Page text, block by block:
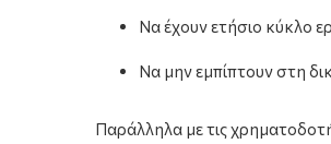
Να έχουν ετήσιο κύκλο
Να μην εμπίπτουν στη
Παράλληλα με τις